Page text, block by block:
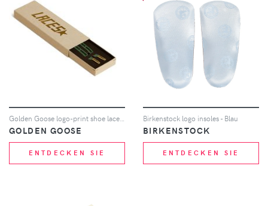
GOLDEN GOOSE
ENTDECKEN SIE
Birkenstock logo insoles - Blau
BIRKENSTOCK
ENTDECKEN SIE